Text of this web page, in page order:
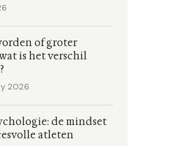
of groter
is het verschil
2026
de mindset
atleten